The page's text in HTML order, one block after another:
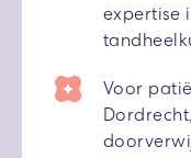
expertise
Voor